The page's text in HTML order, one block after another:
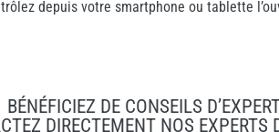
depuis votre smartphone ou tablette
BÉNÉFICIEZ DE CONSEILS
DIRECTEMENT NOS EXPERTS